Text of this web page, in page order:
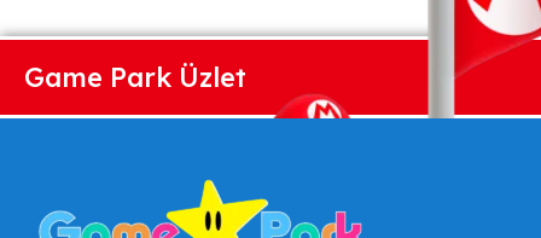
Game Park Üzlet